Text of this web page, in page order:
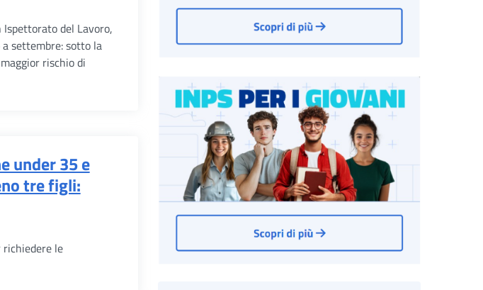
del Lavoro,
settembre: sotto la
rischio di
under 35 e
tre figli:
le